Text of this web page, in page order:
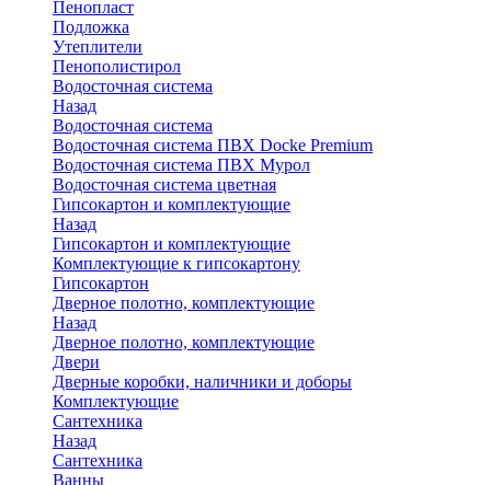
Пенопласт
Подложка
Утеплители
Пенополистирол
Водосточная система
Назад
Водосточная система
Водосточная система ПВХ Docke Premium
Водосточная система ПВХ Мурол
Водосточная система цветная
Гипсокартон и комплектующие
Назад
Гипсокартон и комплектующие
Комплектующие к гипсокартону
Гипсокартон
Дверное полотно, комплектующие
Назад
Дверное полотно, комплектующие
Двери
Дверные коробки, наличники и доборы
Комплектующие
Сантехника
Назад
Сантехника
Ванны